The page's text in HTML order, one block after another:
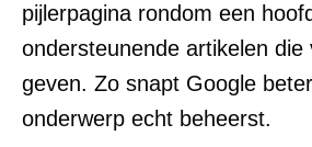
pijlerpagina rondom een
ondersteunende artikelen die
geven. Zo snapt Google
onderwerp echt beheerst.